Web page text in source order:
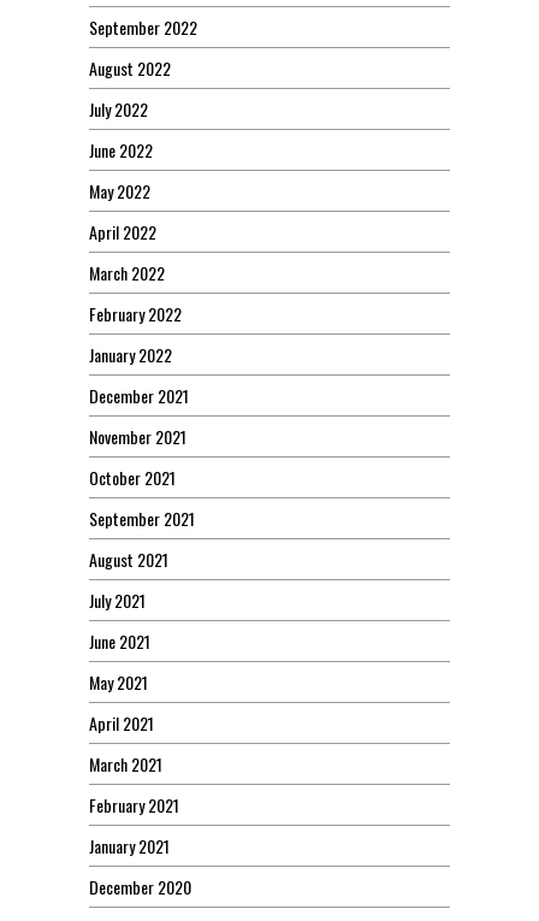
September 2022
August 2022
July 2022
June 2022
May 2022
April 2022
March 2022
February 2022
January 2022
December 2021
November 2021
October 2021
September 2021
August 2021
July 2021
June 2021
May 2021
April 2021
March 2021
February 2021
January 2021
December 2020